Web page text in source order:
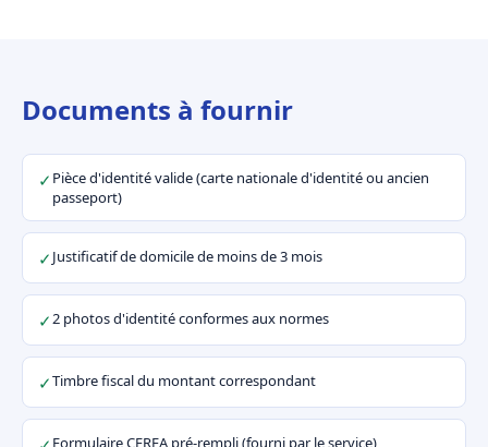
Documents à fournir
✓ Pièce d'identité valide (carte nationale d'identité ou ancien
passeport)
✓Justificatif de domicile de moins de 3 mois
✓2 photos d'identité conformes aux normes
✓Timbre fiscal du montant correspondant
Formulaire CERFA pré-rempli (fourni par le service)